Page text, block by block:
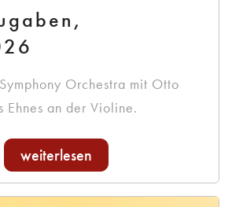
Orchestra mit Otto
Ehnes an der Violine.
weiterlesen